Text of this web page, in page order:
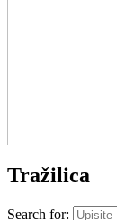
Tražilica
Search for: